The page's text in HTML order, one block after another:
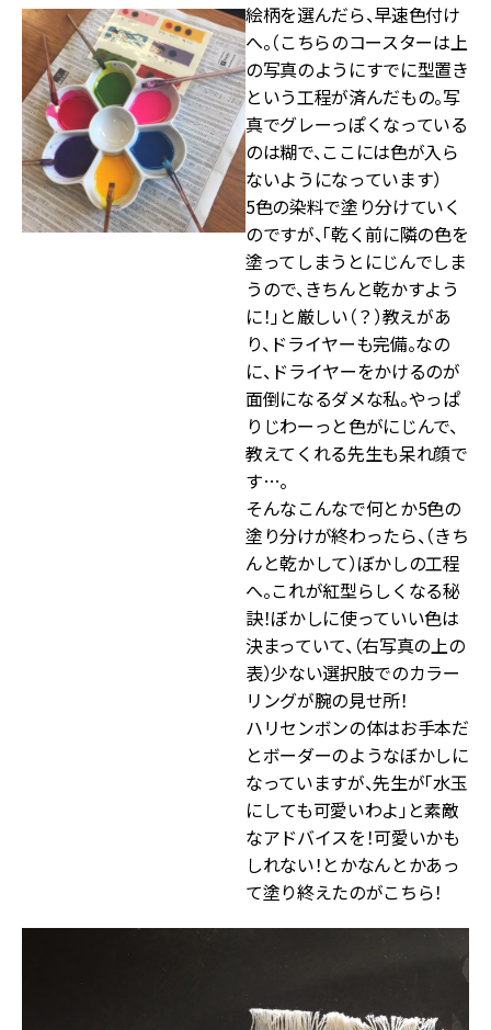
絵柄を選んだら、早速色付け
へ。（こちらのコースターは上
の写真のようにすでに型置き
という工程が済んだもの。写
真でグレーっぽくなっている
のは糊で、ここには色が入ら
ないようになっています）
5色の染料で塗り分けていく
のですが、「乾く前に隣の色を
塗ってしまうとにじんでしま
うので、きちんと乾かすよう
に！」と厳しい（？）教えがあ
り、ドライヤーも完備。なの
に、ドライヤーをかけるのが
面倒になるダメな私。やっぱ
りじわーっと色がにじんで、
教えてくれる先生も呆れ顔で
す…。
そんなこんなで何とか5色の
塗り分けが終わったら、（きち
んと乾かして）ぼかしの工程
へ。これが紅型らしくなる秘
訣！ぼかしに使っていい色は
決まっていて、（右写真の上の
表）少ない選択肢でのカラー
リングが腕の見せ所！
ハリセンボンの体はお手本だ
とボーダーのようなぼかしに
なっていますが、先生が「水玉
にしても可愛いわよ」と素敵
なアドバイスを！可愛いかも
しれない！とかなんとかあっ
て塗り終えたのがこちら！